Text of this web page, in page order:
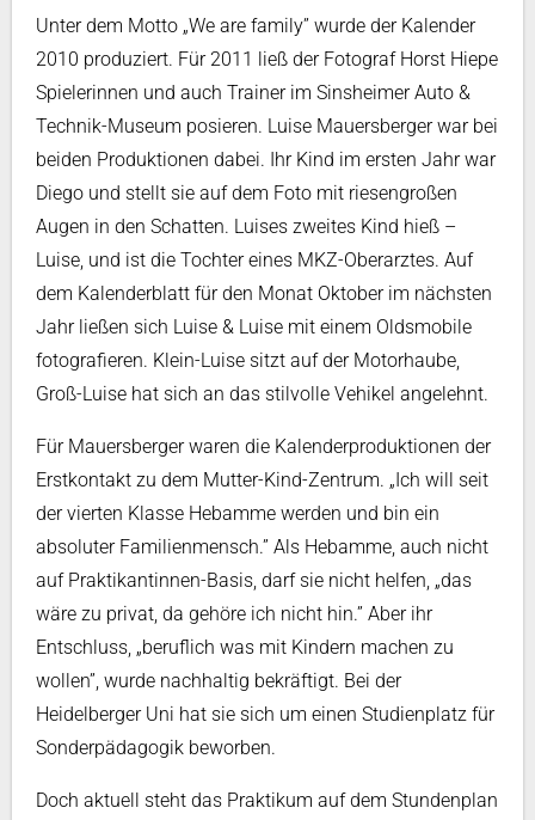
Unter dem Motto „We are family” wurde der Kalender
2010 produziert. Für 2011 ließ der Fotograf Horst Hiepe
Spielerinnen und auch Trainer im Sinsheimer Auto &
Technik-Museum posieren. Luise Mauersberger war bei
beiden Produktionen dabei. Ihr Kind im ersten Jahr war
Diego und stellt sie auf dem Foto mit riesengroßen
Augen in den Schatten. Luises zweites Kind hieß –
Luise, und ist die Tochter eines MKZ-Oberarztes. Auf
dem Kalenderblatt für den Monat Oktober im nächsten
Jahr ließen sich Luise & Luise mit einem Oldsmobile
fotografieren. Klein-Luise sitzt auf der Motorhaube,
Groß-Luise hat sich an das stilvolle Vehikel angelehnt.
Für Mauersberger waren die Kalenderproduktionen der
Erstkontakt zu dem Mutter-Kind-Zentrum. „Ich will seit
der vierten Klasse Hebamme werden und bin ein
absoluter Familienmensch.” Als Hebamme, auch nicht
auf Praktikantinnen-Basis, darf sie nicht helfen, „das
wäre zu privat, da gehöre ich nicht hin.” Aber ihr
Entschluss, „beruflich was mit Kindern machen zu
wollen”, wurde nachhaltig bekräftigt. Bei der
Heidelberger Uni hat sie sich um einen Studienplatz für
Sonderpädagogik beworben.
Doch aktuell steht das Praktikum auf dem Stundenplan